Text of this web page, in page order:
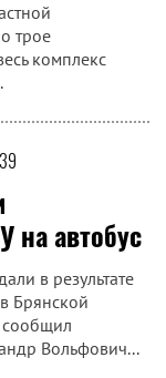
трое
комплекс
на автобус
в результате
Брянской
сообщил
Вольфович...